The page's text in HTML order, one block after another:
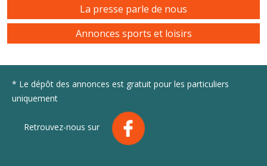
La presse parle de nous
Annonces sports et loisirs
* Le dépôt des annonces est gratuit pour les particuliers
uniquement
Retrouvez-nous sur